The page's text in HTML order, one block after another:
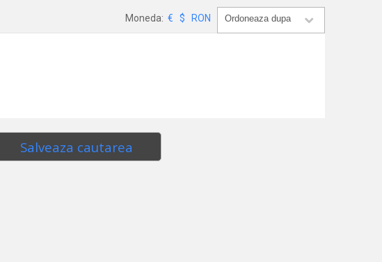
Moneda: € $ RON
Salveaza cautarea